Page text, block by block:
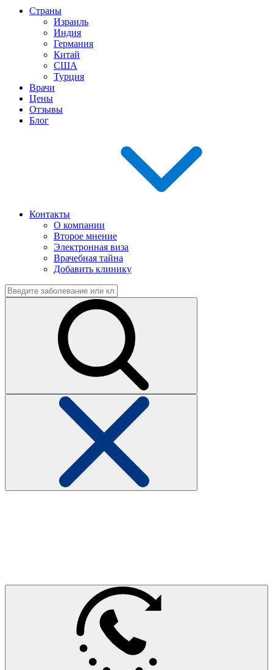
Страны
Израиль
Индия
Германия
Китай
США
Турция
Врачи
Цены
Отзывы
Блог
Контакты
О компании
Второе мнение
Электронная виза
Врачебная тайна
Добавить клинику